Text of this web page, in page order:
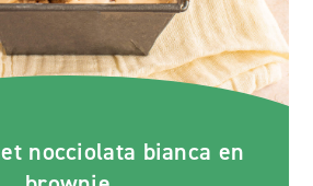
nocciolata bianca en